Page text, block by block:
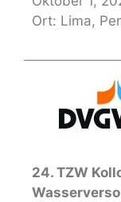
Ort: Lima,
24. TZW